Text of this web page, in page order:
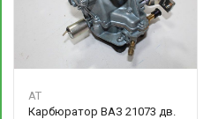
AT
Карбюратор ВАЗ 21073 дв.